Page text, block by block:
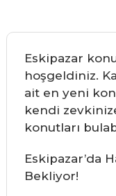
Eskipazar
hoşgeldiniz.
ait en yeni
kendi
konutları
Eskipazar’da
Bekliyor!